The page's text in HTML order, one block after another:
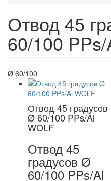
Отвод 45
60/100
Ø 60/100
Отвод 45 градусов
Ø 60/100 PPs/Al
WOLF
Отвод 45
градусов Ø
60/100 PPs/Al